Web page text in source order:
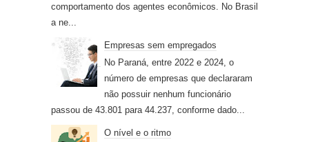
comportamento dos agentes econômicos. No Brasil
a ne...
Empresas sem empregados
No Paraná, entre 2022 e 2024, o
número de empresas que declararam
não possuir nenhum funcionário
passou de 43.801 para 44.237, conforme dado...
O nível e o ritmo